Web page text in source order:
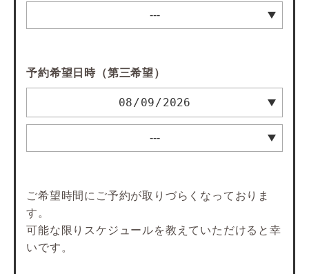
予約希望日時（第三希望）
ご希望時間にご予約が取りづらくなっておりま
す。
可能な限りスケジュールを教えていただけると幸
いです。